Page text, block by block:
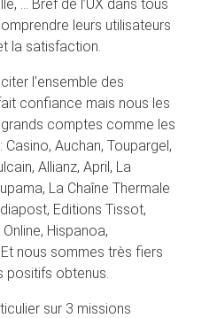
… Bref de l’UX dans tous
leurs utilisateurs
la satisfaction.
l’ensemble des
confiance mais nous les
comptes comme les
Auchan, Toupargel,
Allianz, April, La
La Chaîne Thermale
Editions Tissot,
Hispanoa,
nous sommes très fiers
positifs obtenus.
sur 3 missions